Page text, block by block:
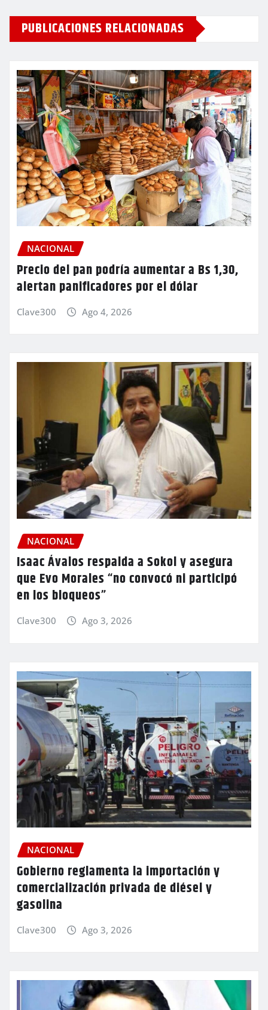
PUBLICACIONES RELACIONADAS
NACIONAL
Precio del pan podría aumentar a Bs 1,30,
alertan panificadores por el dólar
Clave300 Ago 4, 2026
NACIONAL
Isaac Ávalos respalda a Sokol y asegura
que Evo Morales “no convocó ni participó
en los bloqueos”
Clave300 Ago 3, 2026
NACIONAL
Gobierno reglamenta la importación y
comercialización privada de diésel y
gasolina
Clave300 Ago 3, 2026